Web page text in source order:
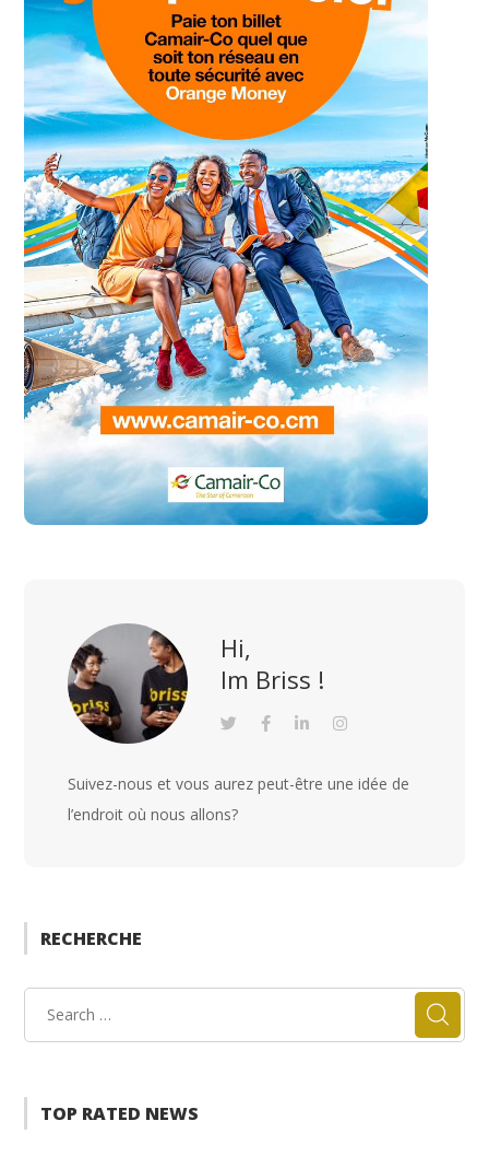
Hi,
Im Briss !
Suivez-nous et vous aurez peut-être une idée de
l’endroit où nous allons?
RECHERCHE
TOP RATED NEWS